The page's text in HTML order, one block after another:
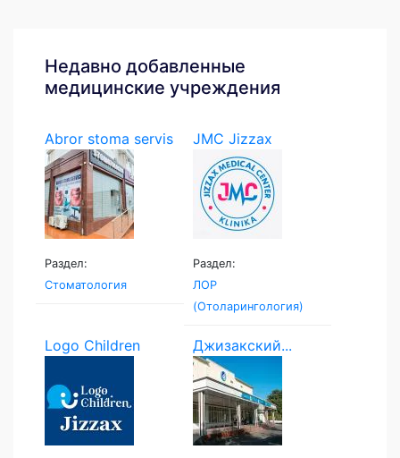
Недавно добавленные
медицинские учреждения
Abror stoma servis
Раздел:
Стоматология
JMC Jizzax
Medical...
Раздел:
ЛОР
(Отоларингология)
Logo Children Джизакский...